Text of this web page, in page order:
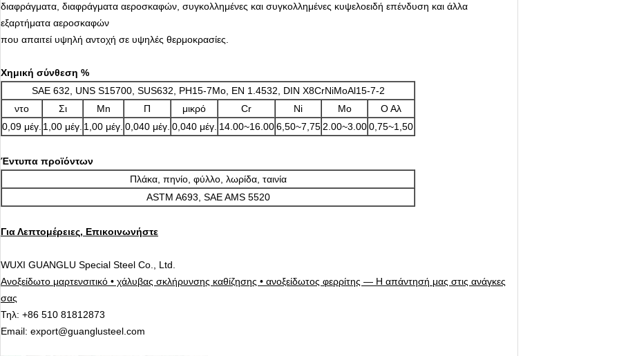
διαφράγματα, διαφράγματα αεροσκαφών, συγκολλημένες και συγκολλημένες κυψελοειδή επένδυση και άλλα
εξαρτήματα αεροσκαφών
που απαιτεί υψηλή αντοχή σε υψηλές θερμοκρασίες.
Χημική σύνθεση %
SAE 632, UNS S15700, SUS632, PH15-7Mo, EN 1.4532, DIN X8CrNiMoAl15-7-2
ντο
Σι Mn Π μικρό Cr Ni Μο
Ο Αλ
0,09 μέγ. 1,00 μέγ. 1,00 μέγ. 0,040 μέγ. 0,040 μέγ. 14.00~16.00 6,50~7,75 2.00~3.00 0,75~1,50
Έντυπα προϊόντων
Πλάκα, πηνίο, φύλλο, λωρίδα, ταινία
ASTM A693, SAE AMS 5520
Για Λεπτομέρειες, Επικοινωνήστε
WUXI GUANGLU Special Steel Co., Ltd.
Ανοξείδωτο μαρτενσιτικό • χάλυβας σκλήρυνσης καθίζησης • ανοξείδωτος φερρίτης — Η απάντησή μας στις ανάγκες
σας
Τηλ: +86 510 81812873
Email: export@guanglusteel.com